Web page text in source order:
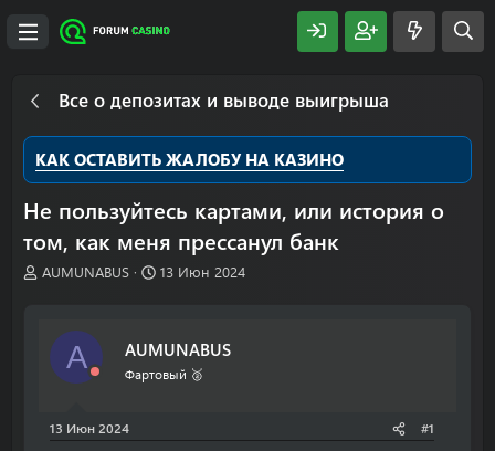
Все о депозитах и выводе выигрыша
КАК ОСТАВИТЬ ЖАЛОБУ НА КАЗИНО
Не пользуйтесь картами, или история о
том, как меня прессанул банк
А
ы
AUMUNABUS
Д
н
а
13 Июн 2024
A AUMUNABUS
Фартовый 🥈
13 Июн 2024 #1